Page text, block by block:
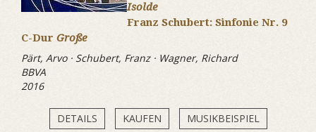
Isolde
Franz Schubert: Sinfonie Nr. 9
C-Dur Große
Pärt, Arvo · Schubert, Franz · Wagner, Richard
BBVA
2016
DETAILS KAUFEN MUSIKBEISPIEL